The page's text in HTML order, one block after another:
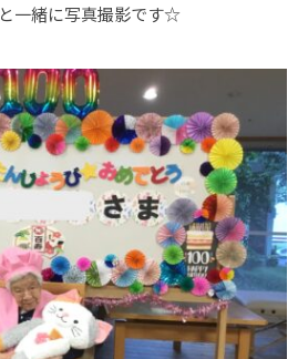
と一緒に写真撮影です☆
お知らせ